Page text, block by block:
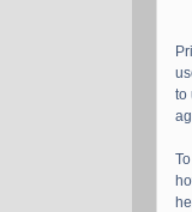
to